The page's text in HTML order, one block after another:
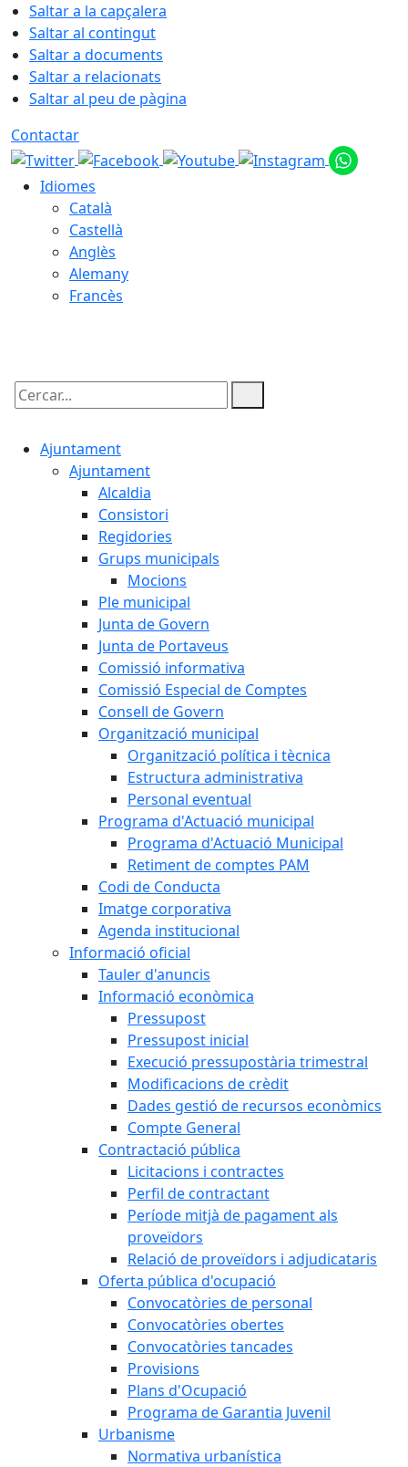
Saltar a la capçalera
Saltar al contingut
Saltar a documents
Saltar a relacionats
Saltar al peu de pàgina
Contactar
Idiomes
Català
Castellà
Anglès
Alemany
Francès
Cercar:
Ajuntament
Ajuntament
Alcaldia
Consistori
Regidories
Grups municipals
Mocions
Ple municipal
Junta de Govern
Junta de Portaveus
Comissió informativa
Comissió Especial de Comptes
Consell de Govern
Organització municipal
Organització política i tècnica
Estructura administrativa
Personal eventual
Programa d'Actuació municipal
Programa d'Actuació Municipal
Retiment de comptes PAM
Codi de Conducta
Imatge corporativa
Agenda institucional
Informació oficial
Tauler d'anuncis
Informació econòmica
Pressupost
Pressupost inicial
Execució pressupostària trimestral
Modificacions de crèdit
Dades gestió de recursos econòmics
Compte General
Contractació pública
Licitacions i contractes
Perfil de contractant
Període mitjà de pagament als
proveïdors
Relació de proveïdors i adjudicataris
Oferta pública d'ocupació
Convocatòries de personal
Convocatòries obertes
Convocatòries tancades
Provisions
Plans d'Ocupació
Programa de Garantia Juvenil
Urbanisme
Normativa urbanística